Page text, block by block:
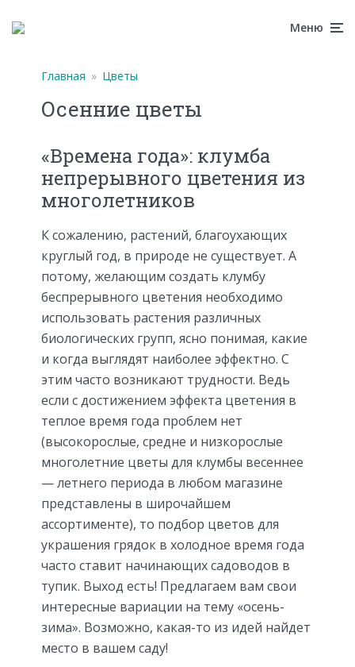
Меню
Главная » Цветы
Осенние цветы
«Времена года»: клумба
непрерывного цветения из
многолетников
К сожалению, растений, благоухающих
круглый год, в природе не существует. А
потому, желающим создать клумбу
беспрерывного цветения необходимо
использовать растения различных
биологических групп, ясно понимая, какие
и когда выглядят наиболее эффектно. С
этим часто возникают трудности. Ведь
если с достижением эффекта цветения в
теплое время года проблем нет
(высокорослые, средне и низкорослые
многолетние цветы для клумбы весеннее
— летнего периода в любом магазине
представлены в широчайшем
ассортименте), то подбор цветов для
украшения грядок в холодное время года
часто ставит начинающих садоводов в
тупик. Выход есть! Предлагаем вам свои
интересные вариации на тему «осень-
зима». Возможно, какая-то из идей найдет
место в вашем саду!